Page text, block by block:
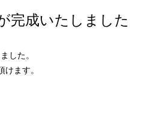
完成いたしました
した。
ます。